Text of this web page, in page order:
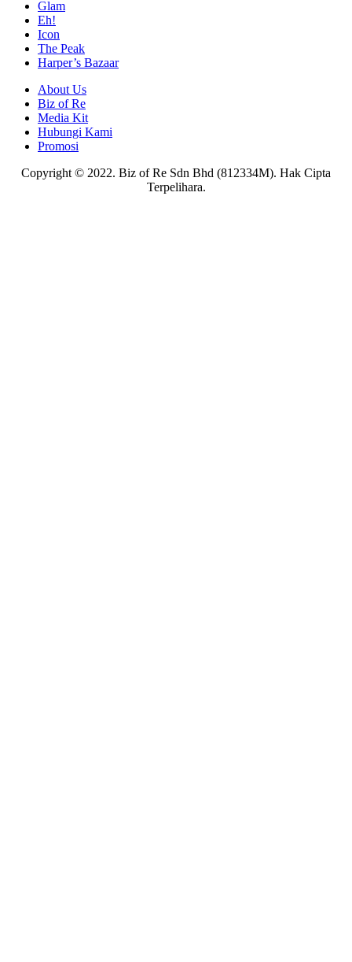
Glam
Eh!
Icon
The Peak
Harper’s Bazaar
About Us
Biz of Re
Media Kit
Hubungi Kami
Promosi
Copyright © 2022. Biz of Re Sdn Bhd (812334M). Hak Cipta
Terpelihara.